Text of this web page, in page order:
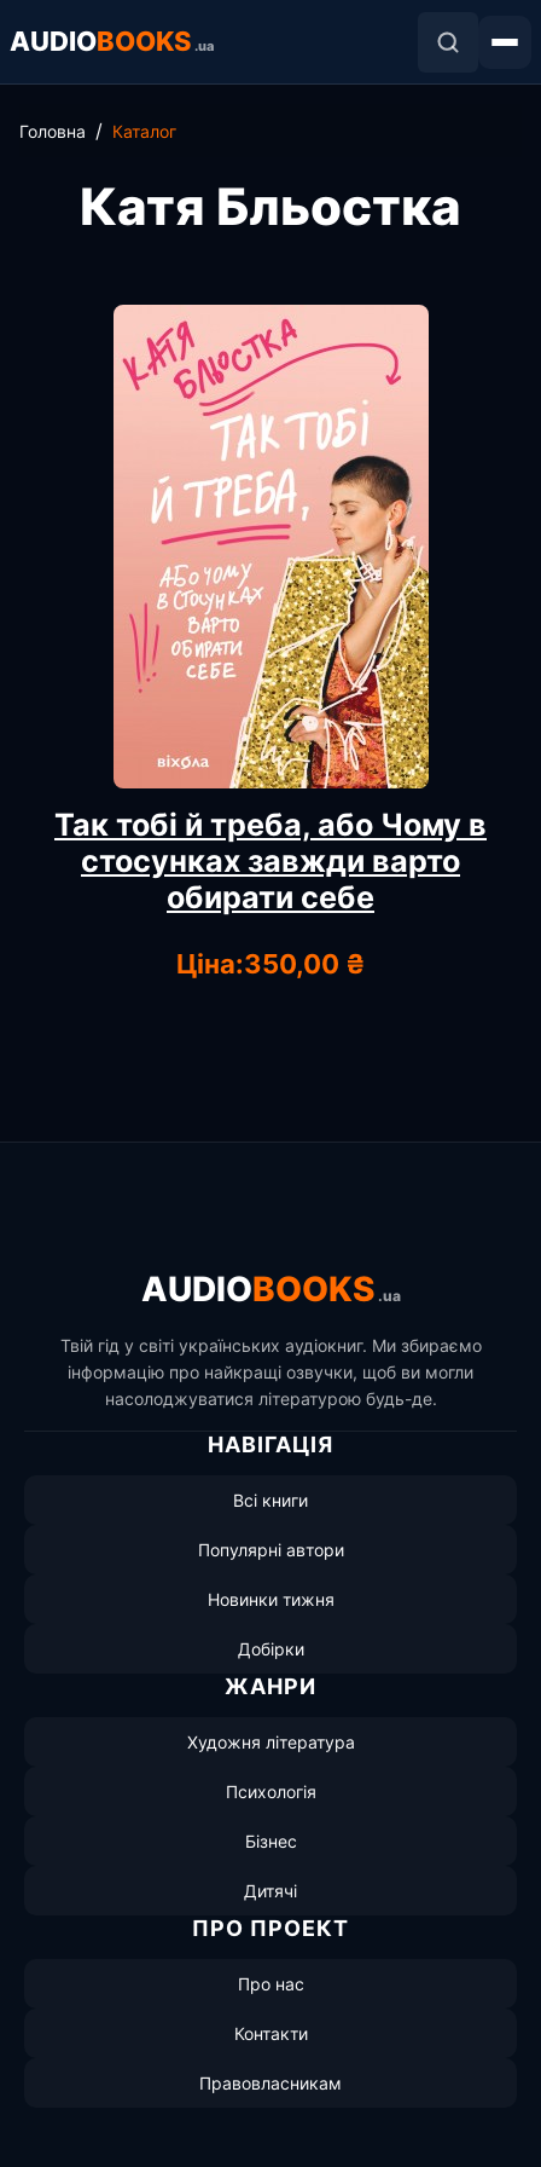
AUDIOBOOKS .ua
Головна Каталог
Катя Бльостка
Так тобі й треба, або Чому в
стосунках завжди варто
обирати себе
Ціна:350,00 ₴
AUDIOBOOKS .ua
Твій гід у світі українських аудіокниг. Ми збираємо
інформацію про найкращі озвучки, щоб ви могли
насолоджуватися літературою будь-де.
НАВІГАЦІЯ
Всі книги
Популярні автори
Новинки тижня
Добірки
ЖАНРИ
Художня література
Психологія
Бізнес
Дитячі
ПРО ПРОЕКТ
Про нас
Контакти
Правовласникам